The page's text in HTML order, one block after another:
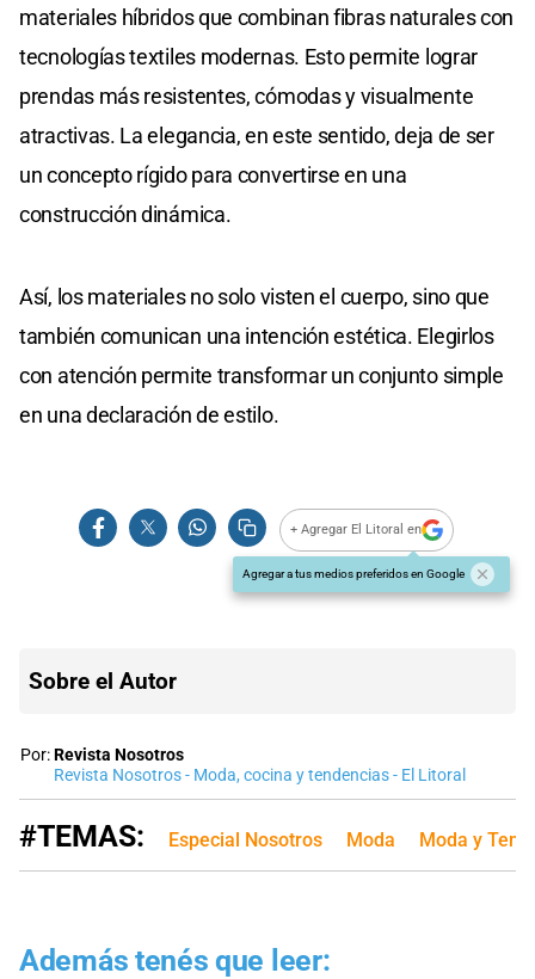
materiales híbridos que combinan fibras naturales con
tecnologías textiles modernas. Esto permite lograr
prendas más resistentes, cómodas y visualmente
atractivas. La elegancia, en este sentido, deja de ser
un concepto rígido para convertirse en una
construcción dinámica.
Así, los materiales no solo visten el cuerpo, sino que
también comunican una intención estética. Elegirlos
con atención permite transformar un conjunto simple
en una declaración de estilo.
+ Agregar El Litoral en
Agregar a tus medios preferidos en Google
Sobre el Autor
Por:Revista Nosotros
Revista Nosotros - Moda, cocina y tendencias - El Litoral
#TEMAS: Especial Nosotros Moda Moda y
Además tenés que leer: